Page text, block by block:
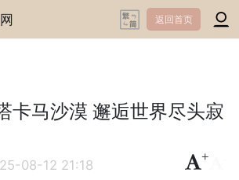
返回首页
卡马沙漠 邂逅世界尽头寂
08-12 21:18
+